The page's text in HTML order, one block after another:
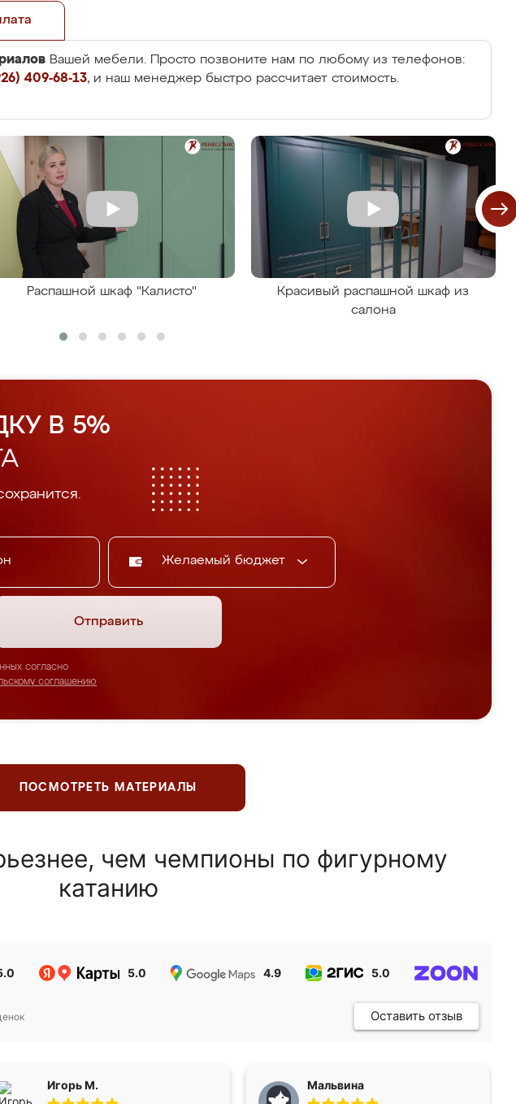
Вашей мебели. Просто позвоните нам по любому из телефонов:
409-68-13, и наш менеджер быстро рассчитает стоимость.
Распашной шкаф "Калисто"
Красивый распашной шкаф из
салона
В 5%
Желаемый бюджет
Отправить
согласно
соглашению
ПОСМОТРЕТЬ МАТЕРИАЛЫ
чем чемпионы по фигурному
катанию
5.0 4.9 5.0
Оставить отзыв
Игорь М. Мальвина